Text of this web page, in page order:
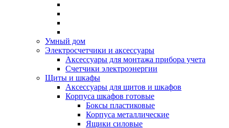
Умный дом
Электросчетчики и аксессуары
Аксессуары для монтажа прибора учета
Счетчики электроэнергии
Щиты и шкафы
Аксессуары для щитов и шкафов
Корпуса шкафов готовые
Боксы пластиковые
Корпуса металлические
Ящики силовые